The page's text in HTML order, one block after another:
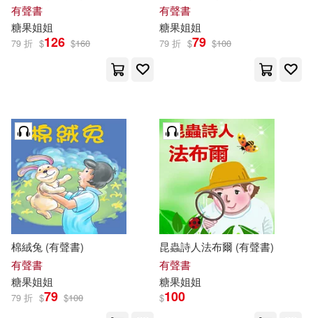
有聲書
糖果姐姐
79 折 $126 $160
有聲書
糖果姐姐
79 折 $79 $100
棉絨兔 (有聲書)
有聲書
糖果姐姐
79 折 $79 $100
昆蟲詩人法布爾 (有聲書)
有聲書
糖果姐姐
$100